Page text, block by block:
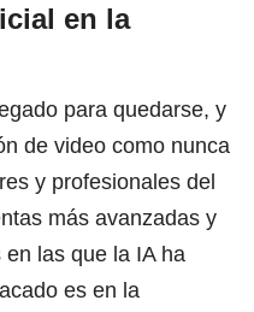
en la
para quedarse, y
de video como nunca
y profesionales del
más avanzadas y
las que la IA ha
es en la